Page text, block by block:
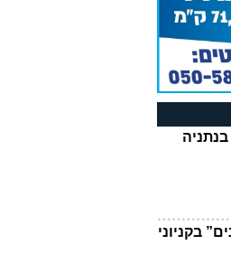
בקניוני